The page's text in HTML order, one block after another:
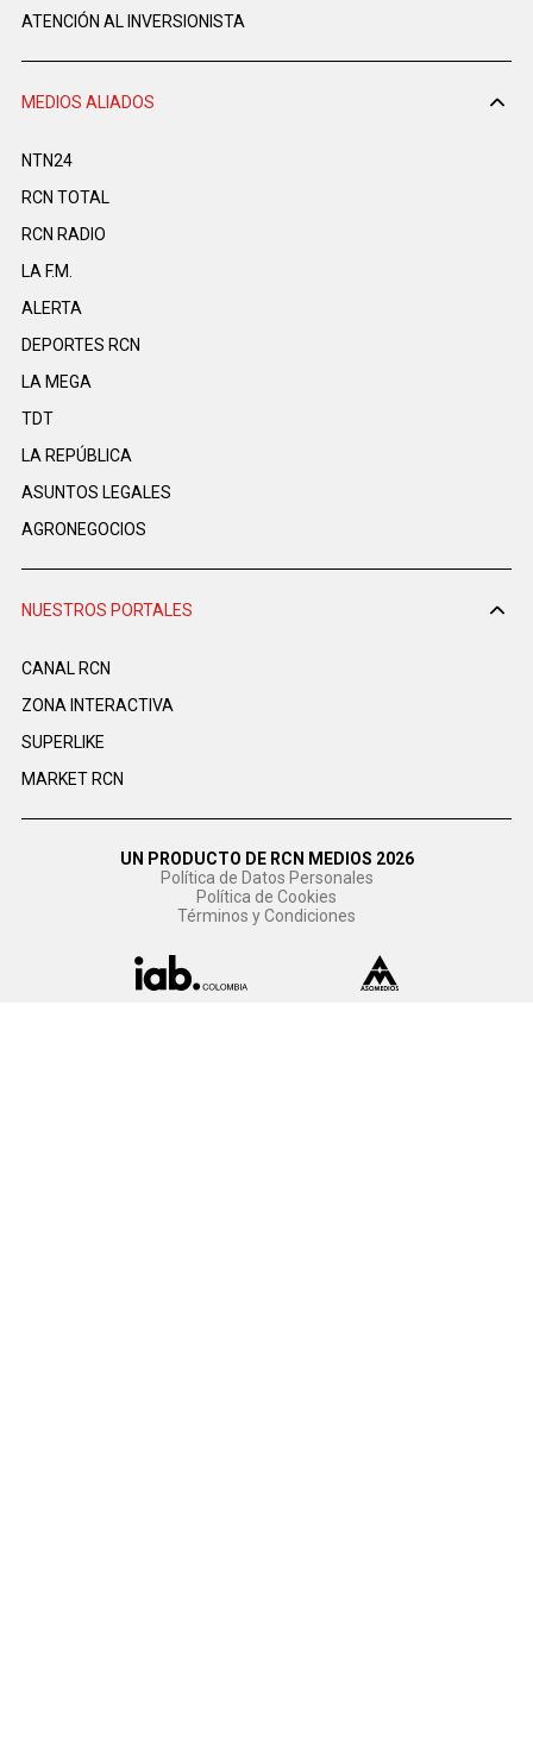
ATENCIÓN AL INVERSIONISTA
MEDIOS ALIADOS
NTN24
RCN TOTAL
RCN RADIO
LA F.M.
ALERTA
DEPORTES RCN
LA MEGA
TDT
LA REPÚBLICA
ASUNTOS LEGALES
AGRONEGOCIOS
NUESTROS PORTALES
CANAL RCN
ZONA INTERACTIVA
SUPERLIKE
MARKET RCN
UN PRODUCTO DE RCN MEDIOS 2026
Política de Datos Personales
Política de Cookies
Términos y Condiciones